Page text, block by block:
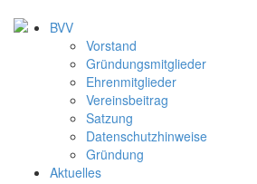
BVV
Vorstand
Gründungsmitglieder
Ehrenmitglieder
Vereinsbeitrag
Satzung
Datenschutzhinweise
Gründung
Aktuelles